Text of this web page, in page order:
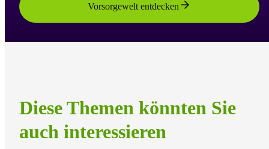
Vorsorgewelt entdecken
Diese Themen könnten Sie
auch interessieren